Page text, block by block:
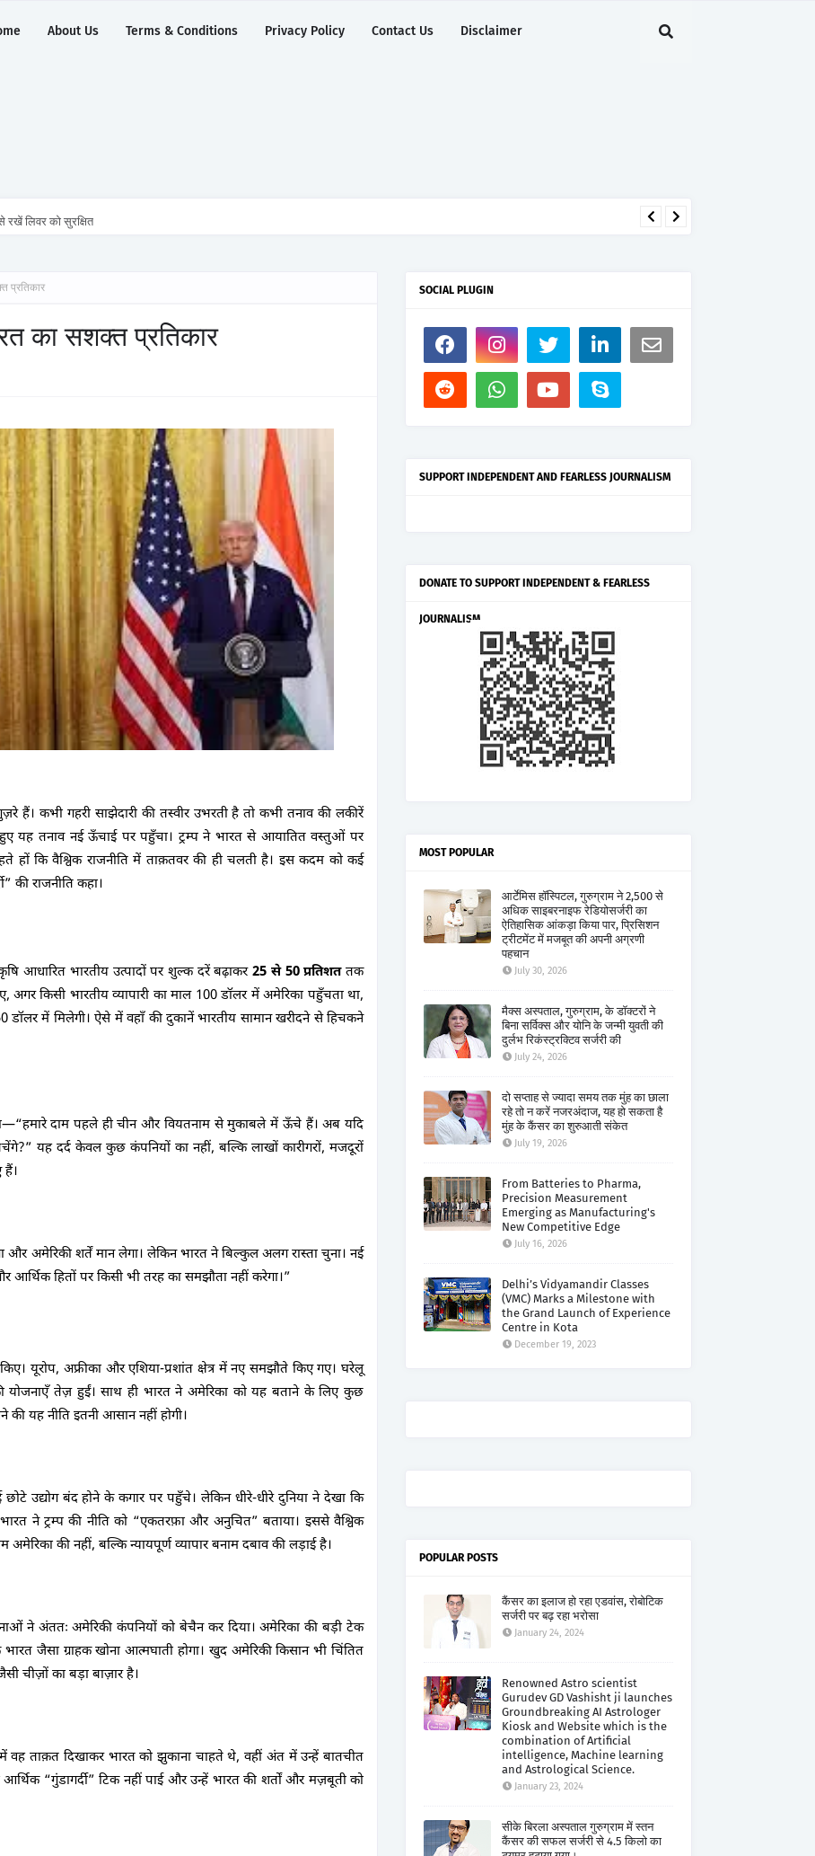
About Us Terms & Conditions Privacy Policy Contact Us Disclaimer
रखें लिवर को सुरक्षित
प्रतिकार
का सशक्त प्रतिकार
हैं। कभी गहरी साझेदारी की तस्वीर उभरती है तो कभी तनाव की लकीरें
हुए यह तनाव नई ऊँचाई पर पहुँचा। ट्रम्प ने भारत से आयातित वस्तुओं पर
हों कि वैश्विक राजनीति में ताक़तवर की ही चलती है। इस कदम को कई
की राजनीति कहा।
भारतीय उत्पादों पर शुल्क दरें बढ़ाकर25 से 50 प्रतिशततक
अगर किसी भारतीय व्यापारी का माल 100 डॉलर में अमेरिका पहुँचता था,
डॉलर में मिलेगी। ऐसे में वहाँ की दुकानें भारतीय सामान खरीदने से हिचकने
“हमारे दाम पहले ही चीन और वियतनाम से मुकाबले में ऊँचे हैं। अब यदि
यह दर्द केवल कुछ कंपनियों का नहीं, बल्कि लाखों कारीगरों, मजदूरों
हैं।
और अमेरिकी शर्तें मान लेगा। लेकिन भारत ने बिल्कुल अलग रास्ता चुना। नई
आर्थिक हितों पर किसी भी तरह का समझौता नहीं करेगा।”
यूरोप, अफ्रीका और एशिया-प्रशांत क्षेत्र में नए समझौते किए गए। घरेलू
योजनाएँ तेज़ हुईं। साथ ही भारत ने अमेरिका को यह बताने के लिए कुछ
की यह नीति इतनी आसान नहीं होगी।
उद्योग बंद होने के कगार पर पहुँचे। लेकिन धीरे-धीरे दुनिया ने देखा कि
भारत ने ट्रम्प की नीति को “एकतरफ़ा और अनुचित” बताया। इससे वैश्विक
की नहीं, बल्कि न्यायपूर्ण व्यापार बनाम दबाव की लड़ाई है।
ने अंततः अमेरिकी कंपनियों को बेचैन कर दिया। अमेरिका की बड़ी टेक
जैसा ग्राहक खोना आत्मघाती होगा। खुद अमेरिकी किसान भी चिंतित
जैसी चीज़ों का बड़ा बाज़ार है।
वह ताक़त दिखाकर भारत को झुकाना चाहते थे, वहीं अंत में उन्हें बातचीत
“गुंडागर्दी” टिक नहीं पाई और उन्हें भारत की शर्तों और मज़बूती को
SOCIAL PLUGIN
SUPPORT INDEPENDENT AND FEARLESS JOURNALISM
DONATE TO SUPPORT INDEPENDENT & FEARLESS
JOURNALISM
MOST POPULAR
आर्टेमिस हॉस्पिटल, गुरुग्राम ने 2,500 से
अधिक साइबरनाइफ रेडियोसर्जरी का
ऐतिहासिक आंकड़ा किया पार, प्रिसिशन
ट्रीटमेंट में मजबूत की अपनी अग्रणी
पहचान
July 30, 2026
मैक्स अस्पताल, गुरुग्राम, के डॉक्टरों ने
बिना सर्विक्स और योनि के जन्मी युवती की
दुर्लभ रिकंस्ट्रक्टिव सर्जरी की
July 24, 2026
दो सप्ताह से ज्यादा समय तक मुंह का छाला
रहे तो न करें नजरअंदाज, यह हो सकता है
मुंह के कैंसर का शुरुआती संकेत
July 19, 2026
From Batteries to Pharma,
Precision Measurement
Emerging as Manufacturing's
New Competitive Edge
July 16, 2026
Delhi’s Vidyamandir Classes
(VMC) Marks a Milestone with
the Grand Launch of Experience
Centre in Kota
December 19, 2023
POPULAR POSTS
कैंसर का इलाज हो रहा एडवांस, रोबोटिक
सर्जरी पर बढ़ रहा भरोसा
January 24, 2024
Renowned Astro scientist
Gurudev GD Vashisht ji launches
Groundbreaking AI Astrologer
Kiosk and Website which is the
combination of Artificial
intelligence, Machine learning
and Astrological Science.
January 23, 2024
सीके बिरला अस्पताल गुरुग्राम में स्तन
कैंसर की सफल सर्जरी से 4.5 किलो का